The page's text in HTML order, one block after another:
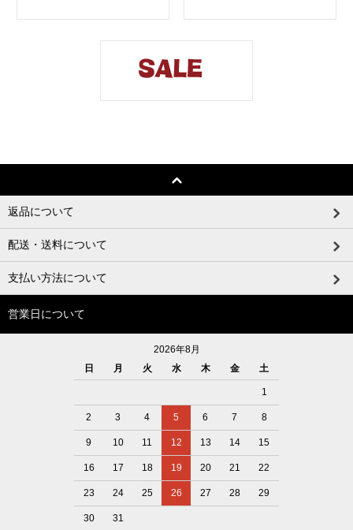
返品について
配送・送料について
支払い方法について
営業日について
2026年8月
日
月 火 水 木 金 土
1
2 3 4 5 6 7 8
9 10 11 12 13 14 15
16 17 18 19 20 21 22
23 24 25 26 27 28 29
30 31